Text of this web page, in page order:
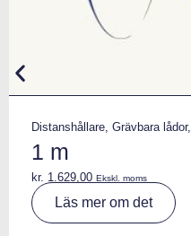
Distanshållare, Grävbara lådor,
1 m
kr. 1.629,00 Ekskl. moms
Läs mer om det